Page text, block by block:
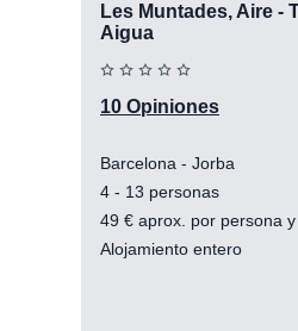
Les Muntades, Aire -
Aigua
10 Opiniones
Barcelona - Jorba
4 - 13 personas
49 € aprox. por persona
Alojamiento entero